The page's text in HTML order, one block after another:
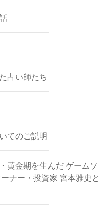
占い師たち
てのご説明
黄金期を生んだ ゲーム
ナー・投資家 宮本雅史